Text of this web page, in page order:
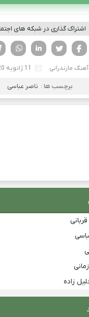
اشتراک گذاری در شبکه های
تویتر
فیسوک
آهنگ مازندرانی 11 ژانویه 2020
برچسب ها : ناصر عباسی
زاده